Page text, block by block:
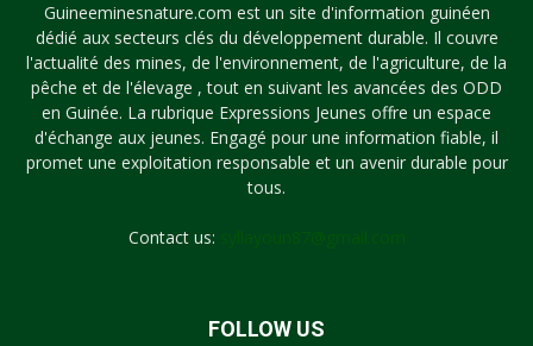
Guineeminesnature.com est un site d'information guinéen
dédié aux secteurs clés du développement durable. Il couvre
l'actualité des mines, de l'environnement, de l'agriculture, de la
pêche et de l'élevage , tout en suivant les avancées des ODD
en Guinée. La rubrique Expressions Jeunes offre un espace
d'échange aux jeunes. Engagé pour une information fiable, il
promet une exploitation responsable et un avenir durable pour
tous.
Contact us:
FOLLOW US